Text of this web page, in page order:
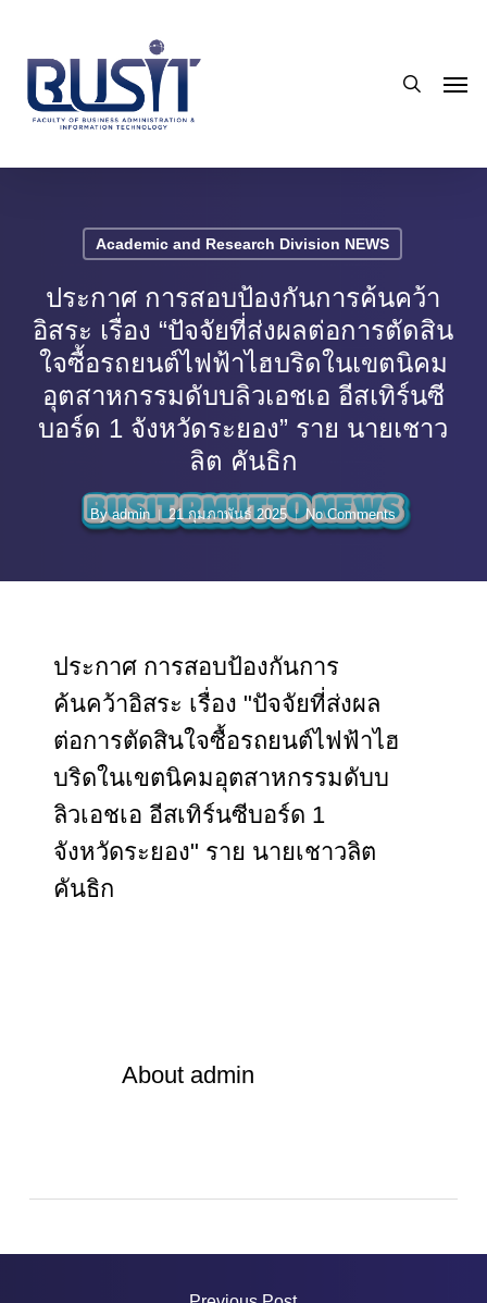
main
content
Academic and Research Division NEWS
ประกาศ การสอบป้องกันการค้นคว้า
อิสระ เรื่อง “ปัจจัยที่ส่งผลต่อการตัดสิน
ใจซื้อรถยนต์ไฟฟ้าไฮบริดในเขตนิคม
อุตสาหกรรมดับบลิวเอชเอ อีสเทิร์นซี
บอร์ด 1 จังหวัดระยอง” ราย นายเชาว
ลิต คันธิก
By admin 21 กุมภาพันธ์ 2025 No Comments
ประกาศ การสอบป้องกันการ
ค้นคว้าอิสระ เรื่อง "ปัจจัยที่ส่งผล
ต่อการตัดสินใจซื้อรถยนต์ไฟฟ้าไฮ
บริดในเขตนิคมอุตสาหกรรมดับบ
ลิวเอชเอ อีสเทิร์นซีบอร์ด 1
จังหวัดระยอง" ราย นายเชาวลิต
คันธิก
Aboutadmin